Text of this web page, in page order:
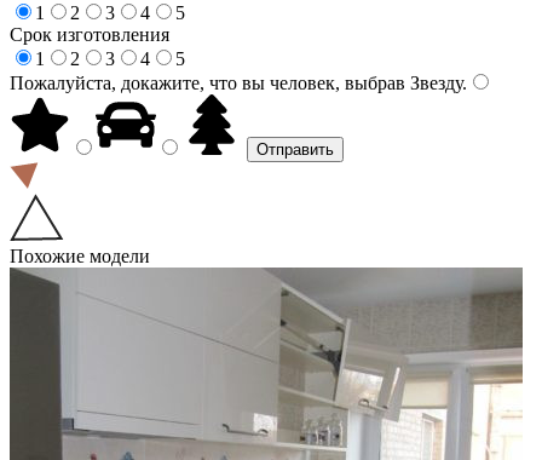
1
2 3 4
5
Срок изготовления
1
2 3 4
5
Пожалуйста, докажите, что вы человек, выбрав Звезду.
Похожие модели